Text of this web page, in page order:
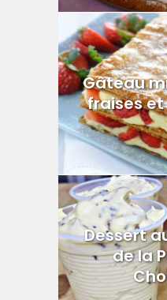
Gâteau
fraises et
Dessert
de la